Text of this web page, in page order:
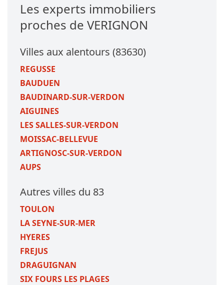
Les experts immobiliers
proches de VERIGNON
Villes aux alentours (83630)
REGUSSE
BAUDUEN
BAUDINARD-SUR-VERDON
AIGUINES
LES SALLES-SUR-VERDON
MOISSAC-BELLEVUE
ARTIGNOSC-SUR-VERDON
AUPS
Autres villes du 83
TOULON
LA SEYNE-SUR-MER
HYERES
FREJUS
DRAGUIGNAN
SIX FOURS LES PLAGES